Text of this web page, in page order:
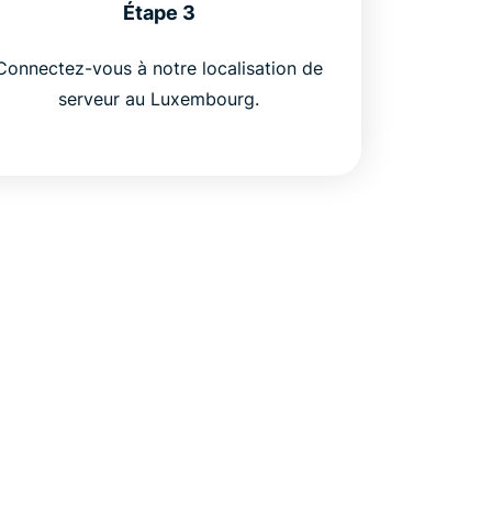
Étape 3
vous à notre localisation de
serveur au Luxembourg.